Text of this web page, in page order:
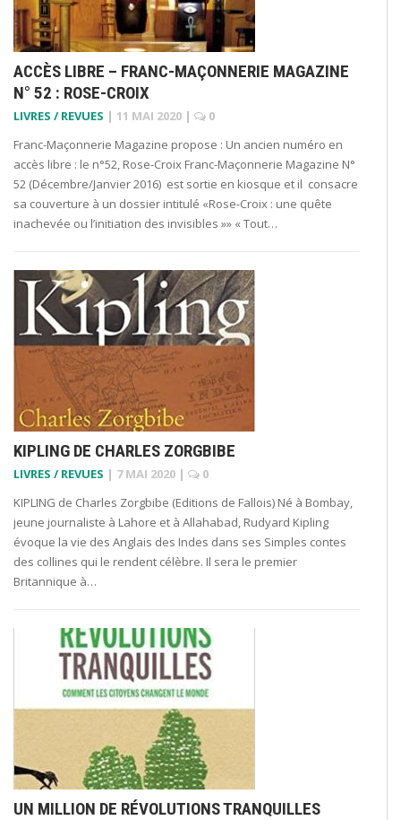
ACCÈS LIBRE – FRANC-MAÇONNERIE MAGAZINE
N° 52 : ROSE-CROIX
LIVRES / REVUES | 11 MAI 2020 |
0
Franc-Maçonnerie Magazine propose : Un ancien numéro en
accès libre : le n°52, Rose-Croix Franc-Maçonnerie Magazine N°
52 (Décembre/Janvier 2016) est sortie en kiosque et il consacre
sa couverture à un dossier intitulé «Rose-Croix : une quête
inachevée ou l’initiation des invisibles »» « Tout…
KIPLING DE CHARLES ZORGBIBE
LIVRES / REVUES | 7 MAI 2020 |
0
KIPLING de Charles Zorgbibe (Editions de Fallois) Né à Bombay,
jeune journaliste à Lahore et à Allahabad, Rudyard Kipling
évoque la vie des Anglais des Indes dans ses Simples contes
des collines qui le rendent célèbre. Il sera le premier
Britannique à…
UN MILLION DE RÉVOLUTIONS TRANQUILLES